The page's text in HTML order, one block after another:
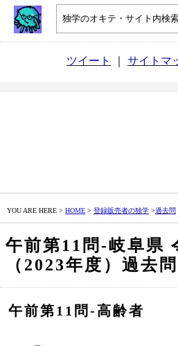
ツイート サイトマ
YOU ARE HERE > HOME > 登録販売者の独学 >過去問
午前第11問‐岐阜県
（2023年度）過去
午前第11問‐高齢者